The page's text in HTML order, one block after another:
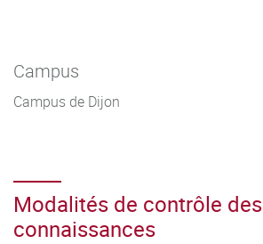
Campus
Campus de Dijon
Modalités de contrôle des
connaissances